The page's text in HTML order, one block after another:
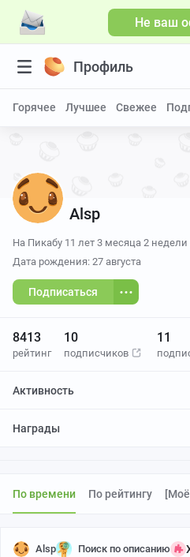
Не ваш
Профиль
Горячее Лучшее Свежее
Alsp
На Пикабу 11 лет 3 месяца 2 недели
Дата рождения: 27 августа
Подписаться
8413
рейтинг
10
подписчиков
11
Активность
отредактировал
Награды
По времени По рейтингу
Alsp Поиск по описанию